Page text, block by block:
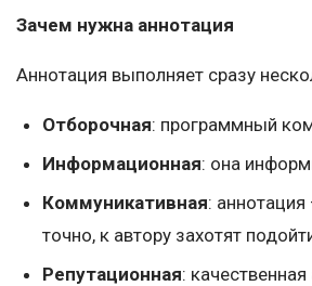
Зачем нужна аннотация
Аннотация выполняет сразу
Отборочная: программный
Информационная: она
Коммуникативная:
точно, к автору захотят
Репутационная: